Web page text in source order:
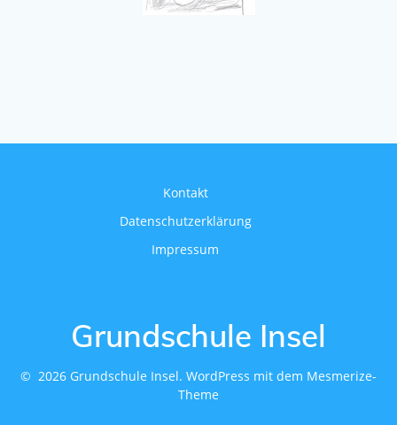
Kontakt
Datenschutzerklärung
Impressum
Grundschule Insel
© 2026 Grundschule Insel. WordPress mit dem Mesmerize-
Theme